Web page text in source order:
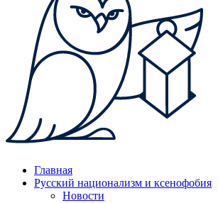
Главная
Русский национализм и ксенофобия
Новости